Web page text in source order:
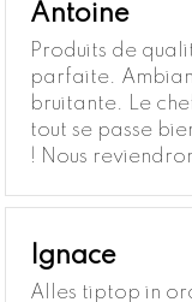
Antoine
Produits de
parfaite.
bruitante. Le
tout se passe
! Nous
Ignace
Alles tiptop in